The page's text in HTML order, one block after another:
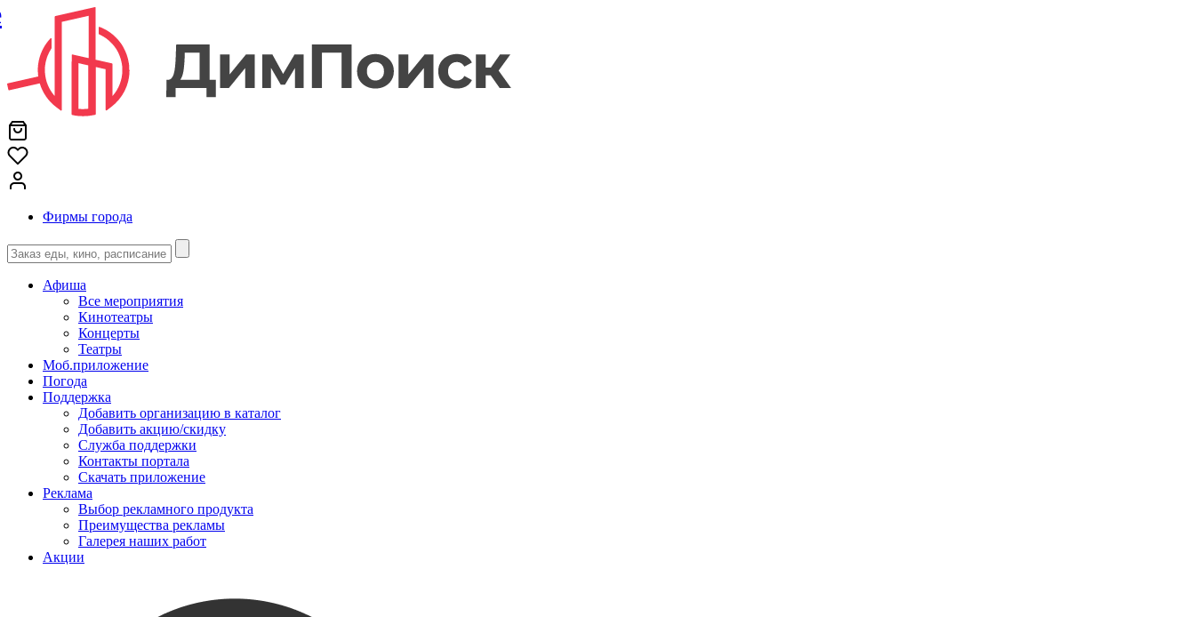
Фирмы города
Афиша
Все мероприятия
Кинотеатры
Концерты
Театры
Моб.приложение
Погода
Поддержка
Добавить организацию в каталог
Добавить акцию/скидку
Служба поддержки
Контакты портала
Скачать приложение
Реклама
Выбор рекламного продукта
Преимущества рекламы
Галерея наших работ
Акции